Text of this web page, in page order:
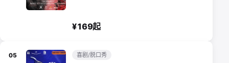
¥169起
05 喜剧/脱口秀